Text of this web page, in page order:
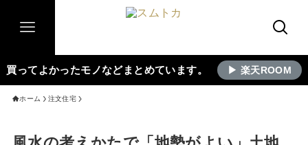
買ってよかったモノなどまとめています。 ▶ 楽天ROOM
ホーム 注文住宅